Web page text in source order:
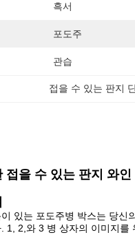
흑서
포도주
관습
접을 수 있는 판지
접을 수 있는 판지 와
있는 포도주병 박스는 당
1, 2,와 3 병 상자의 이미지를